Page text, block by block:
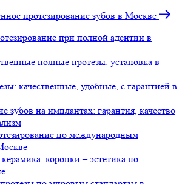
протезирование зубов в Москве
при полной адентии в
полные протезы: установка в
качественные, удобные, с гарантией в
зубов на имплантах: гарантия, качество
по международным
коронки – эстетика по